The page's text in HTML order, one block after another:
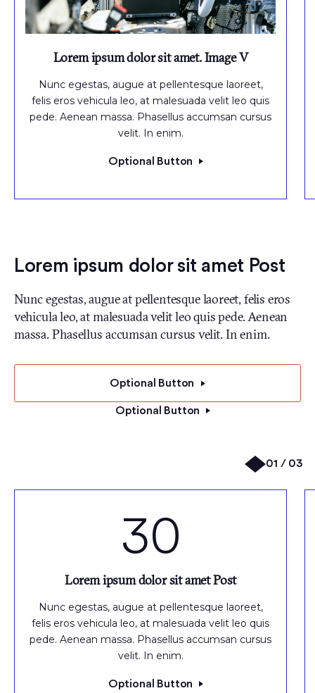
Lorem ipsum dolor sit amet. Image V
Nunc egestas, augue at pellentesque laoreet,
felis eros vehicula leo, at malesuada velit leo quis
pede. Aenean massa. Phasellus accumsan cursus
velit. In enim.
Optional Button
Lorem ipsum dolor sit amet Post
Nunc egestas, augue at pellentesque laoreet, felis eros
vehicula leo, at malesuada velit leo quis pede. Aenean
massa. Phasellus accumsan cursus velit. In enim.
Optional Button
Optional Button
30
Lorem ipsum dolor sit amet Post
Nunc egestas, augue at pellentesque laoreet,
felis eros vehicula leo, at malesuada velit leo quis
pede. Aenean massa. Phasellus accumsan cursus
velit. In enim.
Optional Button
01 / 03